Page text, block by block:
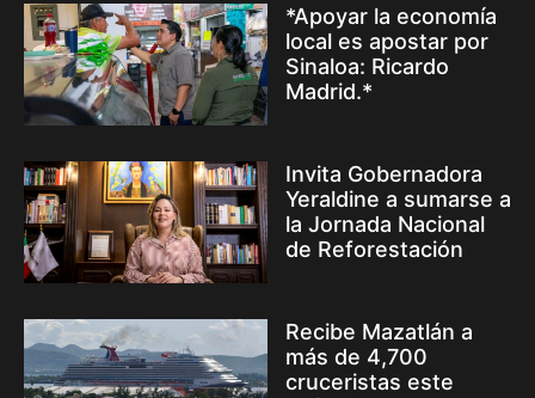
*Apoyar la economía
local es apostar por
Sinaloa: Ricardo
Madrid.*
Invita Gobernadora
Yeraldine a sumarse a
la Jornada Nacional
de Reforestación
Recibe Mazatlán a
más de 4,700
cruceristas este